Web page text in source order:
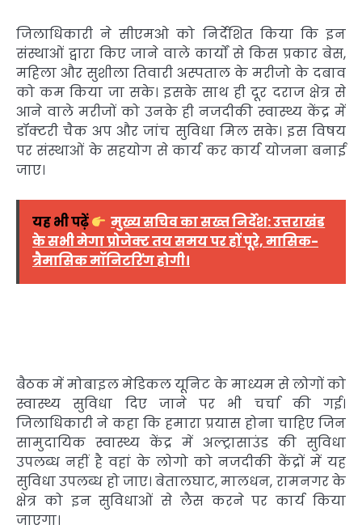
जिलाधिकारी ने सीएमओ को निर्देशित किया कि इन
संस्थाओं द्वारा किए जाने वाले कार्यों से किस प्रकार बेस,
महिला और सुशीला तिवारी अस्पताल के मरीजो के दबाव
को कम किया जा सके। इसके साथ ही दूर दराज क्षेत्र से
आने वाले मरीजों को उनके ही नजदीकी स्वास्थ्य केंद्र में
डॉक्टरी चैक अप और जांच सुविधा मिल सके। इस विषय
पर संस्थाओं के सहयोग से कार्य कर कार्य योजना बनाई
जाए।
यह भी पढ़ें
मुख्य सचिव का सख्त निर्देश: उत्तराखंड
के सभी मेगा प्रोजेक्ट तय समय पर हों पूरे, मासिक-
त्रैमासिक मॉनिटरिंग होगी।
बैठक में मोबाइल मेडिकल यूनिट के माध्यम से लोगों को
स्वास्थ्य सुविधा दिए जाने पर भी चर्चा की गई।
जिलाधिकारी ने कहा कि हमारा प्रयास होना चाहिए जिन
सामुदायिक स्वास्थ्य केंद्र में अल्ट्रासाउंड की सुविधा
उपलब्ध नहीं है वहां के लोगो को नजदीकी केंद्रों में यह
सुविधा उपलब्ध हो जाए। बेतालघाट, मालधन, रामनगर के
क्षेत्र को इन सुविधाओं से लैस करने पर कार्य किया
जाएगा।